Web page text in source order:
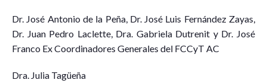
Dr. José Antonio de la Peña, Dr. José Luis Fernández Zayas,
Dr. Juan Pedro Laclette, Dra. Gabriela Dutrenit y Dr. José
Franco Ex Coordinadores Generales del FCCyT AC
Dra. Julia Tagüeña